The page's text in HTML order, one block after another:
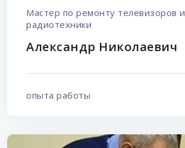
Мастер по ремонту телевизоров и
радиотехники
Александр Николаевич
опыта работы